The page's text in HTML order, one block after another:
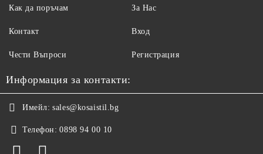
Как да поръчам
Контакт
Чести Въпроси
За Нас
Вход
Регистрация
Информация за контакти:
Имейл: sales@kosaistil.bg
Телефон: 0898 94 00 10